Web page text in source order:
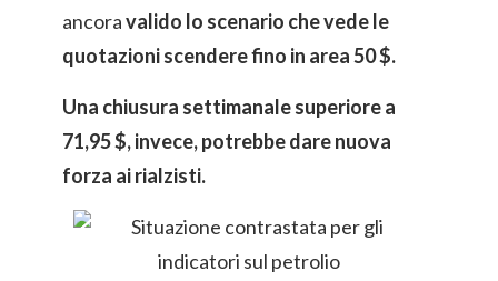
ancoravalido lo scenario che vede le
quotazioni scendere fino in area 50 $.
Una chiusura settimanale superiore a
71,95 $, invece, potrebbe dare nuova
forza ai rialzisti.